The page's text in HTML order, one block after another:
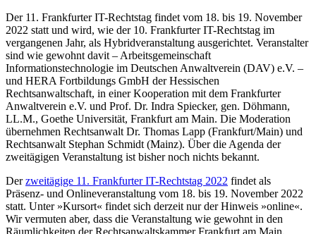
Der 11. Frankfurter IT-Rechtstag findet vom 18. bis 19. November
2022 statt und wird, wie der 10. Frankfurter IT-Rechtstag im
vergangenen Jahr, als Hybridveranstaltung ausgerichtet. Veranstalter
sind wie gewohnt davit – Arbeitsgemeinschaft
Informationstechnologie im Deutschen Anwaltverein (DAV) e.V. –
und HERA Fortbildungs GmbH der Hessischen
Rechtsanwaltschaft, in einer Kooperation mit dem Frankfurter
Anwaltverein e.V. und Prof. Dr. Indra Spiecker, gen. Döhmann,
LL.M., Goethe Universität, Frankfurt am Main. Die Moderation
übernehmen Rechtsanwalt Dr. Thomas Lapp (Frankfurt/Main) und
Rechtsanwalt Stephan Schmidt (Mainz). Über die Agenda der
zweitägigen Veranstaltung ist bisher noch nichts bekannt.
Derzweitägige 11. Frankfurter IT-Rechtstag 2022 findet als
Präsenz- und Onlineveranstaltung vom 18. bis 19. November 2022
statt. Unter »Kursort« findet sich derzeit nur der Hinweis »online«.
Wir vermuten aber, dass die Veranstaltung wie gewohnt in den
Räumlichkeiten der Rechtsanwaltskammer Frankfurt am Main,